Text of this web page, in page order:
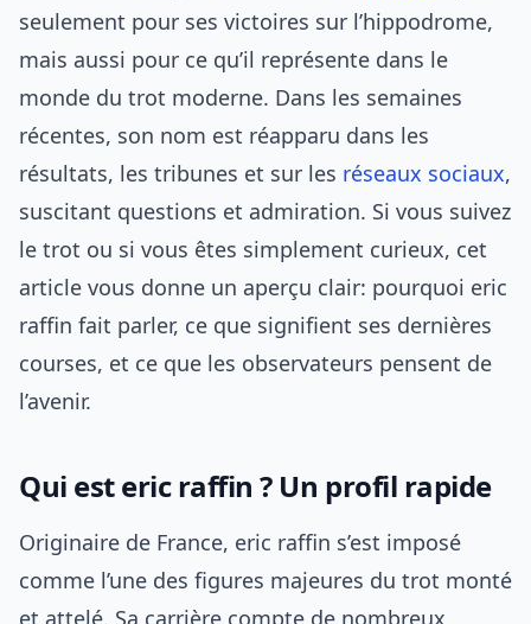
seulement pour ses victoires sur l’hippodrome,
mais aussi pour ce qu’il représente dans le
monde du trot moderne. Dans les semaines
récentes, son nom est réapparu dans les
résultats, les tribunes et sur les réseaux sociaux,
suscitant questions et admiration. Si vous suivez
le trot ou si vous êtes simplement curieux, cet
article vous donne un aperçu clair: pourquoi eric
raffin fait parler, ce que signifient ses dernières
courses, et ce que les observateurs pensent de
l’avenir.
Qui est eric raffin ? Un profil rapide
Originaire de France, eric raffin s’est imposé
comme l’une des figures majeures du trot monté